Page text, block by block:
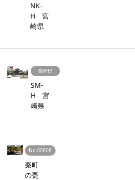
NK-
H 宮
崎県
柴睦巳
SM-
H 宮
崎県
No.00808
秦町
の甍